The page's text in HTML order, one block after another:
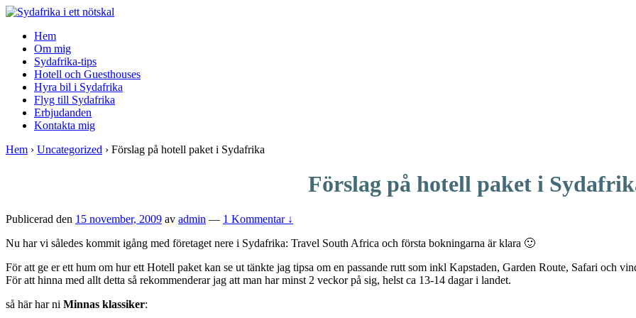
↓
Main
Content
Hem
Om mig
Sydafrika-tips
Hotell och Guesthouses
Hyra bil i Sydafrika
Flyg till Sydafrika
Erbjudanden
Kontakta mig
Hem › Uncategorized › Förslag på hotell paket i Sydafrika
Förslag på hotell paket i
Publicerad den 15 november, 2009 av admin — 1 Kommentar ↓
Nu har vi således kommit igång med företaget nere i Sydafrika: Travel South Africa och första bokningarna är klara 🙂
För att ge er ett hum om hur ett Hotell paket kan se ut tänkte jag tipsa om en passande rutt som inkl Kapstaden, Garden Route, Safari och
För att hinna med allt detta så rekommenderar jag att man har minst 2 veckor på sig, helst ca 13-14 dagar i landet.
så här har ni Minnas klassiker: